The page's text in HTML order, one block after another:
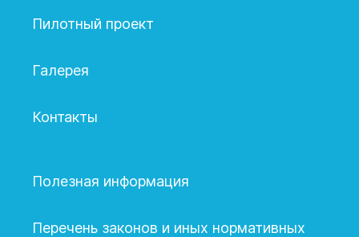
Пилотный проект
Галерея
Контакты
Полезная информация
Перечень законов и иных нормативных